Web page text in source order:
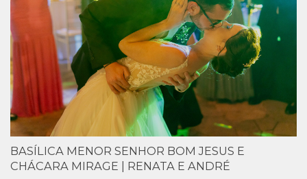
BASÍLICA MENOR SENHOR BOM JESUS E
CHÁCARA MIRAGE | RENATA E ANDRÉ